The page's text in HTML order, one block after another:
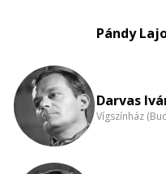
Pándy
Darvas
Vígszínház